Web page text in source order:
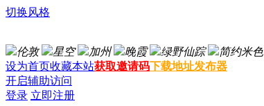
切换风格
伦敦 星空 加州 晚霞 绿野仙踪 简约米色
设为首页收藏本站获取邀请码下载地址发布器
开启辅助访问
登录 立即注册